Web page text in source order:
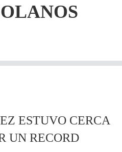
ESTUVO CERCA
UN RECORD